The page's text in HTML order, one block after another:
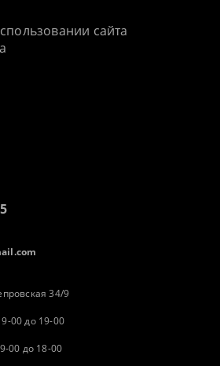
сайта
34/9
00 до 19-00
00 до 18-00